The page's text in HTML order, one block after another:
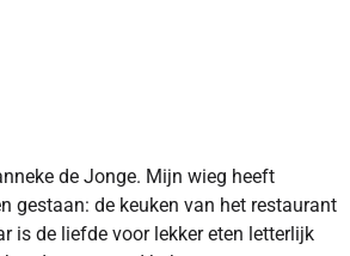
de Jonge. Mijn wieg heeft
gestaan: de keuken van het restaurant
is de liefde voor lekker eten letterlijk